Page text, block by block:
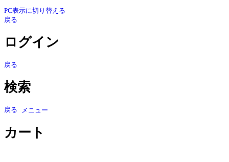
PC表示に切り替える
戻る
ログイン
戻る
検索
戻る メニュー
カート